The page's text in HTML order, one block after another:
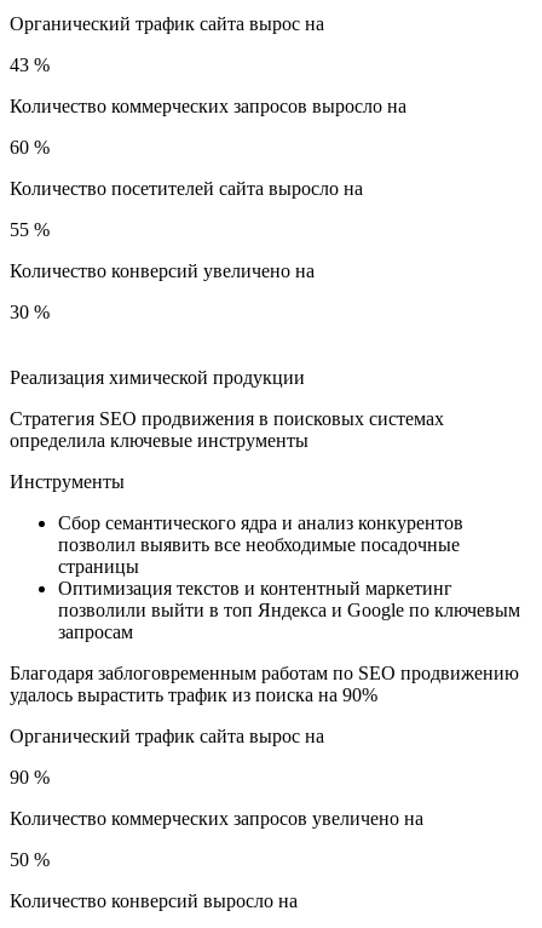
Органический трафик сайта вырос на
43 %
Количество коммерческих запросов выросло на
60 %
Количество посетителей сайта выросло на
55 %
Количество конверсий увеличено на
30 %
Реализация химической продукции
Стратегия SEO продвижения в поисковых системах
определила ключевые инструменты
Инструменты
Сбор семантического ядра и анализ конкурентов
позволил выявить все необходимые посадочные
страницы
Оптимизация текстов и контентный маркетинг
позволили выйти в топ Яндекса и Google по ключевым
запросам
Благодаря заблоговременным работам по SEO продвижению
удалось вырастить трафик из поиска на 90%
Органический трафик сайта вырос на
90 %
Количество коммерческих запросов увеличено на
50 %
Количество конверсий выросло на